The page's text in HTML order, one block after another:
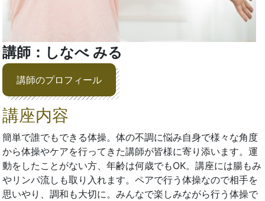
講師：しなべ みる
講師のプロフィール
講座内容
簡単で誰でもできる体操。体の不調に悩み自身で様々な角度
から体操やケアを行ってきた講師が皆様に寄り添います。運
動をしたことがない方、年齢は何歳でもOK。講座には腸もみ
やリンパ流しも取り入れます。ペアで行う体操なので相手を
思いやり、調和も大切に。みんなで楽しみながら行う体操で